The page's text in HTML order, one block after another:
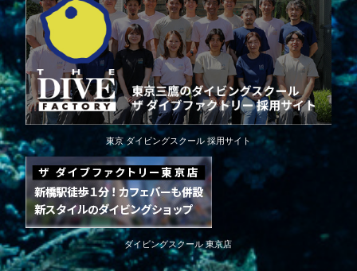
東京 ダイビングスクール 採用サイト
ダイビングスクール 東京店